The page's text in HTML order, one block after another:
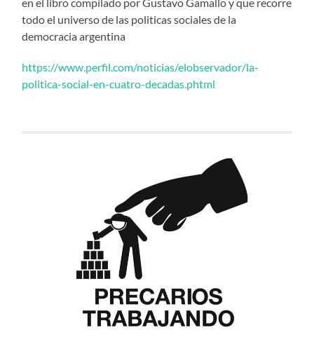
todo el universo de las politicas sociales de la
democracia argentina
https://www.perfil.com/noticias/elobservador/la-
politica-social-en-cuatro-decadas.phtml